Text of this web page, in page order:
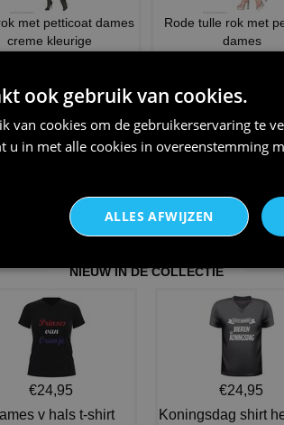
met petticoat dames
creme kleurige
Rode tulle rok met
dames
NIEUW IN DE COLLECTIE
€24,95
v hals t-shirt
€24,95
Koningsdag shirt
ook gebruik van cookies.
van cookies om de gebruikerservaring te
u in met alle cookies in overeenstemming
ALLES AFWIJZEN